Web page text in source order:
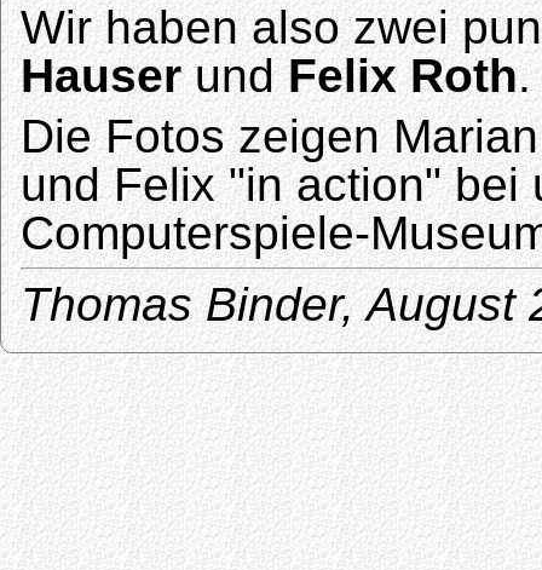
Wir haben also zwei
HauserundFelix Roth.
Die Fotos zeigen
und Felix "in action" bei
Computerspiele-
Thomas Binder, August